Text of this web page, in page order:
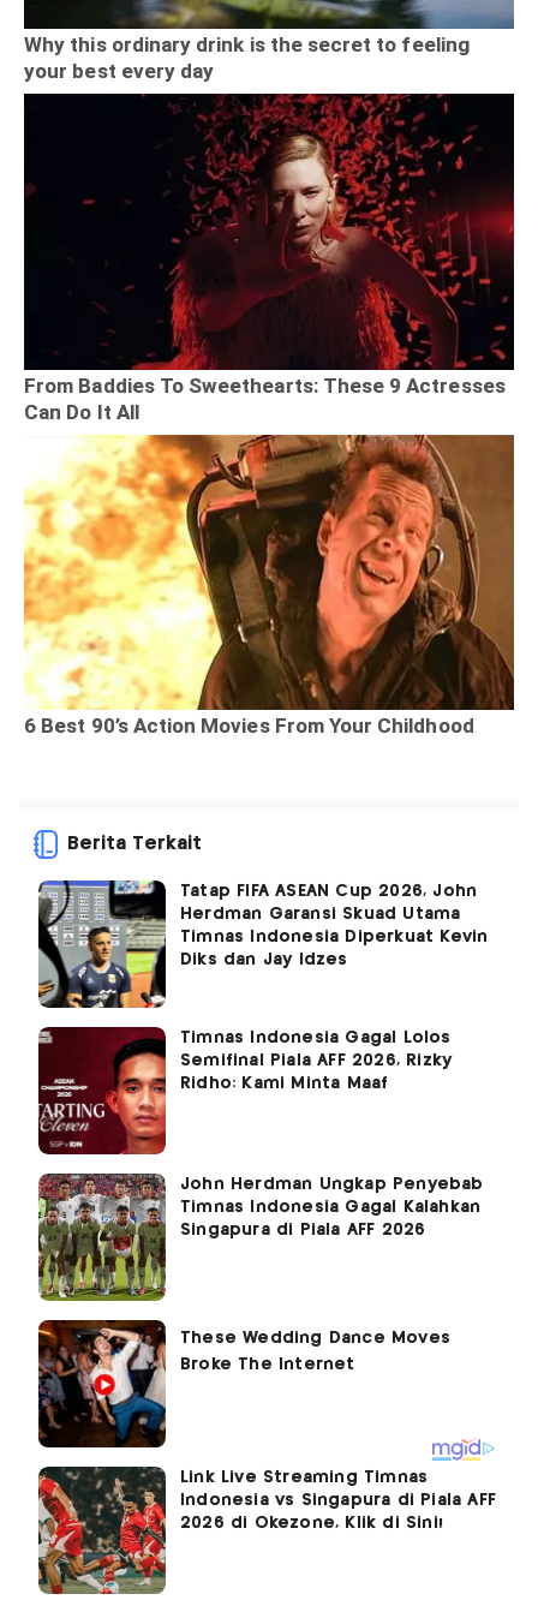
Berita Terkait
Tatap FIFA ASEAN Cup 2026, John
Herdman Garansi Skuad Utama
Timnas Indonesia Diperkuat Kevin
Diks dan Jay Idzes
Timnas Indonesia Gagal Lolos
Semifinal Piala AFF 2026, Rizky
Ridho: Kami Minta Maaf
John Herdman Ungkap Penyebab
Timnas Indonesia Gagal Kalahkan
Singapura di Piala AFF 2026
Link Live Streaming Timnas
Indonesia vs Singapura di Piala AFF
2026 di Okezone, Klik di Sini!